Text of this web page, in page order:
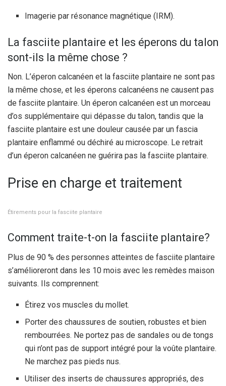
Imagerie par résonance magnétique (IRM).
La fasciite plantaire et les éperons du talon
sont-ils la même chose ?
Non. L’éperon calcanéen et la fasciite plantaire ne sont pas
la même chose, et les éperons calcanéens ne causent pas
de fasciite plantaire. Un éperon calcanéen est un morceau
d’os supplémentaire qui dépasse du talon, tandis que la
fasciite plantaire est une douleur causée par un fascia
plantaire enflammé ou déchiré au microscope. Le retrait
d’un éperon calcanéen ne guérira pas la fasciite plantaire.
Prise en charge et traitement
Étirements pour la fasciite plantaire
Comment traite-t-on la fasciite plantaire?
Plus de 90 % des personnes atteintes de fasciite plantaire
s’amélioreront dans les 10 mois avec les remèdes maison
suivants. Ils comprennent:
Étirez vos muscles du mollet.
Porter des chaussures de soutien, robustes et bien
rembourrées. Ne portez pas de sandales ou de tongs
qui n’ont pas de support intégré pour la voûte plantaire.
Ne marchez pas pieds nus.
Utiliser des inserts de chaussures appropriés, des